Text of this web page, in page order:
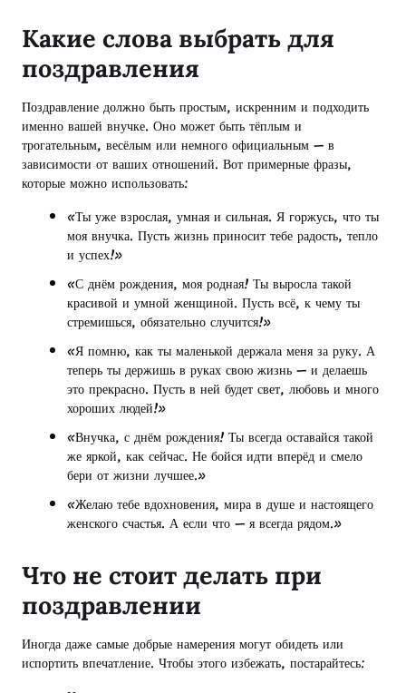
Какие слова выбрать для
поздравления
Поздравление должно быть простым, искренним и подходить
именно вашей внучке. Оно может быть тёплым и
трогательным, весёлым или немного официальным — в
зависимости от ваших отношений. Вот примерные фразы,
которые можно использовать:
«Ты уже взрослая, умная и сильная. Я горжусь, что ты
моя внучка. Пусть жизнь приносит тебе радость, тепло
и успех!»
«С днём рождения, моя родная! Ты выросла такой
красивой и умной женщиной. Пусть всё, к чему ты
стремишься, обязательно случится!»
«Я помню, как ты маленькой держала меня за руку. А
теперь ты держишь в руках свою жизнь — и делаешь
это прекрасно. Пусть в ней будет свет, любовь и много
хороших людей!»
«Внучка, с днём рождения! Ты всегда оставайся такой
же яркой, как сейчас. Не бойся идти вперёд и смело
бери от жизни лучшее.»
«Желаю тебе вдохновения, мира в душе и настоящего
женского счастья. А если что — я всегда рядом.»
Что не стоит делать при
поздравлении
Иногда даже самые добрые намерения могут обидеть или
испортить впечатление. Чтобы этого избежать, постарайтесь: